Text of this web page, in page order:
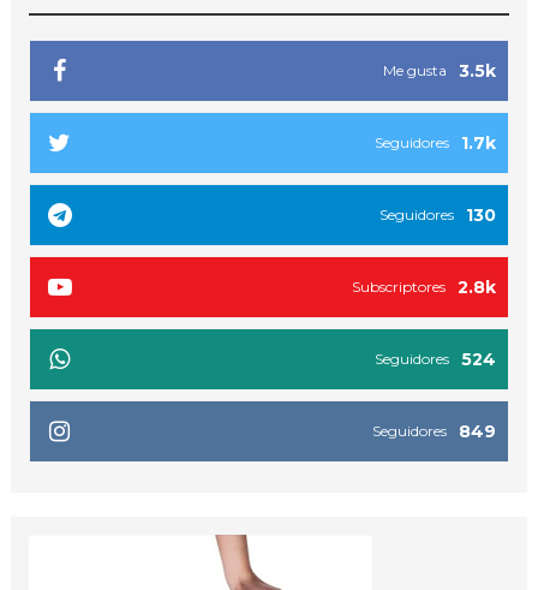
3.5k
Me gusta
1.7k
Seguidores
130
Seguidores
2.8k
Subscriptores
524
Seguidores
849
Seguidores